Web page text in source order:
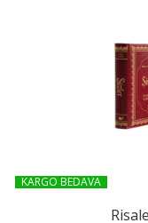
KARGO BEDAVA